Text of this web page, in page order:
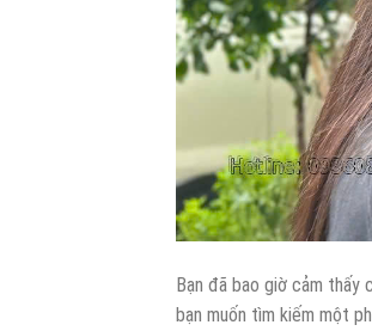
Bạn đã bao giờ cảm thấy
bạn muốn tìm kiếm một